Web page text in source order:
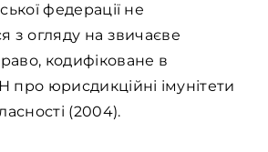
федерації не
з огляду на звичаєве
кодифіковане в
про юрисдикційні імунітети
(2004).